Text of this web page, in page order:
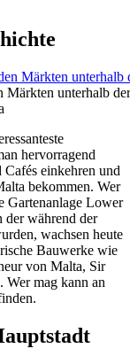
Märkten unterhalb
hervorragend
einkehren und
bekommen. Wer
Gartenanlage Lower
der während der
wachsen heute
Bauwerke wie
von Malta, Sir
mag kann an